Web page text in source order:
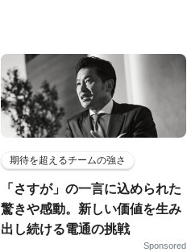
期待を超えるチームの強さ
「さすが」の一言に込められた
驚きや感動。新しい価値を生み
出し続ける電通の挑戦
Sponsored